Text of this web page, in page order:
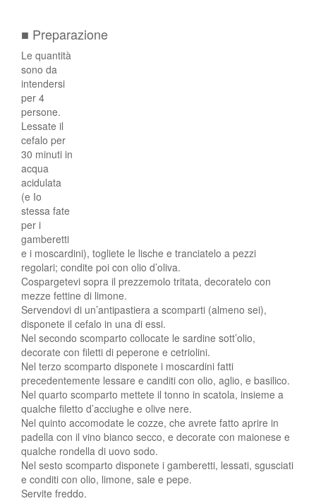
■ Preparazione
Le quantità
sono da
intendersi
per 4
persone.
Lessate il
cefalo per
30 minuti in
acqua
acidulata
(e Io
stessa fate
per i
gamberetti
e i moscardini), togliete le lische e tranciatelo a pezzi
regolari; condite poi con olio d’oliva.
Cospargetevi sopra il prezzemolo tritata, decoratelo con
mezze fettine di limone.
Servendovi di un’antipastiera a scomparti (almeno sei),
disponete il cefalo in una di essi.
Nel secondo scomparto collocate le sardine sott’olio,
decorate con filetti di peperone e cetriolini.
Nel terzo scomparto disponete i moscardini fatti
precedentemente lessare e canditi con olio, aglio, e basilico.
Nel quarto scomparto mettete il tonno in scatola, insieme a
qualche filetto d’acciughe e olive nere.
Nel quinto accomodate le cozze, che avrete fatto aprire in
padella con il vino bianco secco, e decorate con maionese e
qualche rondella di uovo sodo.
Nel sesto scomparto disponete i gamberetti, lessati, sgusciati
e conditi con olio, limone, sale e pepe.
Servite freddo.